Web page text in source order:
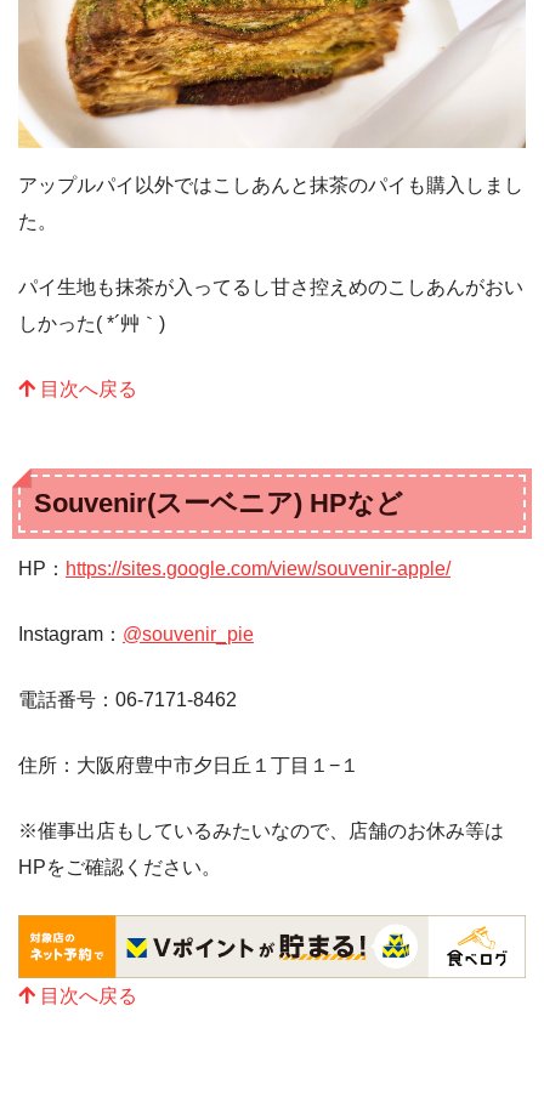
アップルパイ以外ではこしあんと抹茶のパイも購入しまし
た。
パイ生地も抹茶が入ってるし甘さ控えめのこしあんがおい
しかった( *´艸｀)
目次へ戻る
Souvenir(スーベニア) HPなど
HP： https://sites.google.com/view/souvenir-apple/
Instagram： @souvenir_pie
電話番号：06-7171-8462
住所：大阪府豊中市夕日丘１丁目１−１
※催事出店もしているみたいなので、店舗のお休み等は
HPをご確認ください。
目次へ戻る